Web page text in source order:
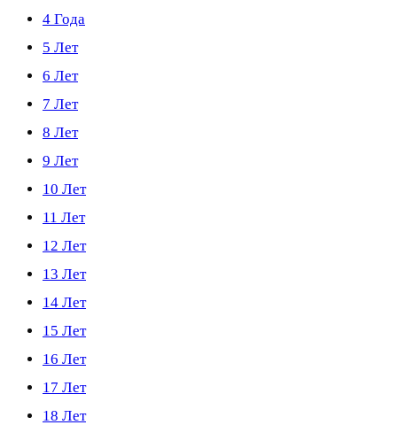
4 Года
5 Лет
6 Лет
7 Лет
8 Лет
9 Лет
10 Лет
11 Лет
12 Лет
13 Лет
14 Лет
15 Лет
16 Лет
17 Лет
18 Лет